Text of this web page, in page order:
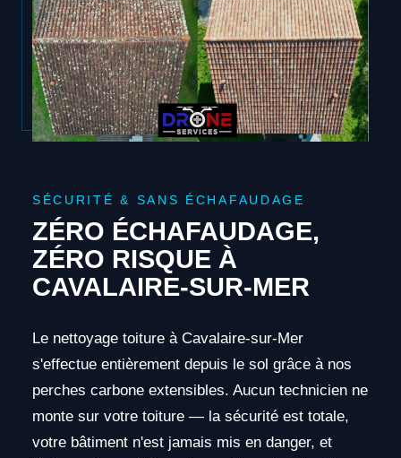
SÉCURITÉ & SANS ÉCHAFAUDAGE
ZÉRO ÉCHAFAUDAGE,
ZÉRO RISQUE À
CAVALAIRE-SUR-MER
Le nettoyage toiture à Cavalaire-sur-Mer
s'effectue entièrement depuis le sol grâce à nos
perches carbone extensibles. Aucun technicien ne
monte sur votre toiture — la sécurité est totale,
votre bâtiment n'est jamais mis en danger, et